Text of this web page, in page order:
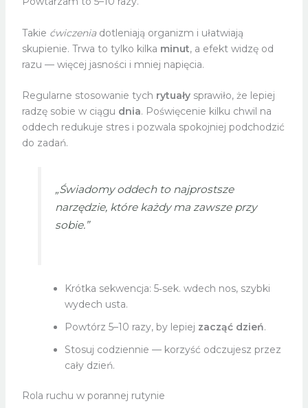
Takie ćwiczeniadotleniają organizm i ułatwiają
skupienie. Trwa to tylko kilka minut, a efekt widzę od
razu — więcej jasności i mniej napięcia.
Regularne stosowanie tych rytuałysprawiło, że lepiej
radzę sobie w ciągu dnia. Poświęcenie kilku chwil na
oddech redukuje stres i pozwala spokojniej podchodzić
do zadań.
„Świadomy oddech to najprostsze
narzędzie, które każdy ma zawsze przy
sobie.”
Krótka sekwencja: 5‑sek. wdech nos, szybki
wydech usta.
Powtórz 5–10 razy, by lepiej zacząć dzień.
Stosuj codziennie — korzyść odczujesz przez
cały dzień.
Rola ruchu w porannej rutynie